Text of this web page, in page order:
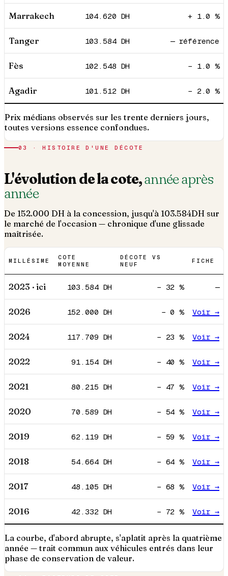
Marrakech 104.620 DH + 1.0 %
Tanger 103.584DH — référence
Fès 102.548 DH − 1.0 %
Agadir 101.512 DH − 2.0 %
Prix médians observés sur les trente derniers jours,
toutes versions essence confondues.
03 · HISTOIRE D'UNE DÉCOTE
L'évolution de la cote,année après
année
De 152.000 DH à la concession, jusqu'à 103.584DH sur
le marché de l'occasion — chronique d'une glissade
maîtrisée.
MILLÉSIME
COTE
MOYENNE
DÉCOTE VS
NEUF
FICHE
2023 · ici 103.584DH − 32 % —
2026 152.000 DH −0 % Voir →
2024 117.709 DH − 23 % Voir →
2022 91.154DH − 40 % Voir →
2021 80.215 DH − 47 % Voir →
2020 70.589 DH − 54 % Voir →
2019 62.119 DH − 59 % Voir →
2018 54.664DH − 64 % Voir →
2017 48.105 DH − 68 % Voir →
2016 42.332 DH − 72 % Voir →
La courbe, d'abord abrupte, s'aplatit après la quatrième
année — trait commun aux véhicules entrés dans leur
phase de conservation de valeur.